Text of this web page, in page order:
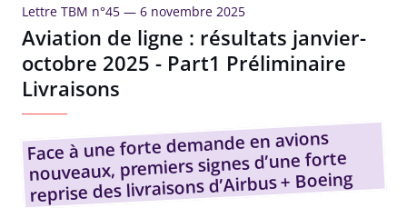
Lettre TBM n°45 — 6 novembre 2025
Aviation de ligne : résultats janvier-
octobre 2025 - Part1 Préliminaire
Livraisons
Face à une forte demande en avions
nouveaux, premiers signes d’une forte
reprise des livraisons d’Airbus + Boeing